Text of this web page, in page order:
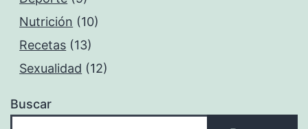
Nutrición (10)
Recetas (13)
Sexualidad (12)
Buscar